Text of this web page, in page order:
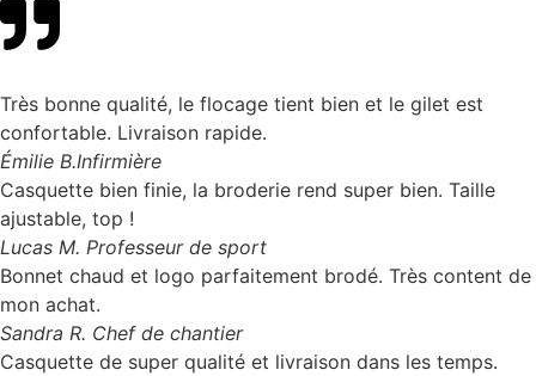
Très bonne qualité, le flocage tient bien et le gilet est
confortable. Livraison rapide.
Émilie B.Infirmière
Casquette bien finie, la broderie rend super bien. Taille
ajustable, top !
Lucas M. Professeur de sport
Bonnet chaud et logo parfaitement brodé. Très content de
mon achat.
Sandra R. Chef de chantier
Casquette de super qualité et livraison dans les temps.